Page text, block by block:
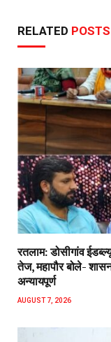
RELATED POSTS
रतलाम: डोसीगांव
तेज, महापौर बोले-
अन्यायपूर्ण
AUGUST 7, 2026